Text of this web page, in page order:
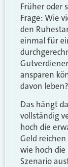
Früher oder
Frage: Wie
den
einmal für
ansparen
davon leben?
Das hängt
vollständig
hoch die
Geld
wie hoch
Szenario